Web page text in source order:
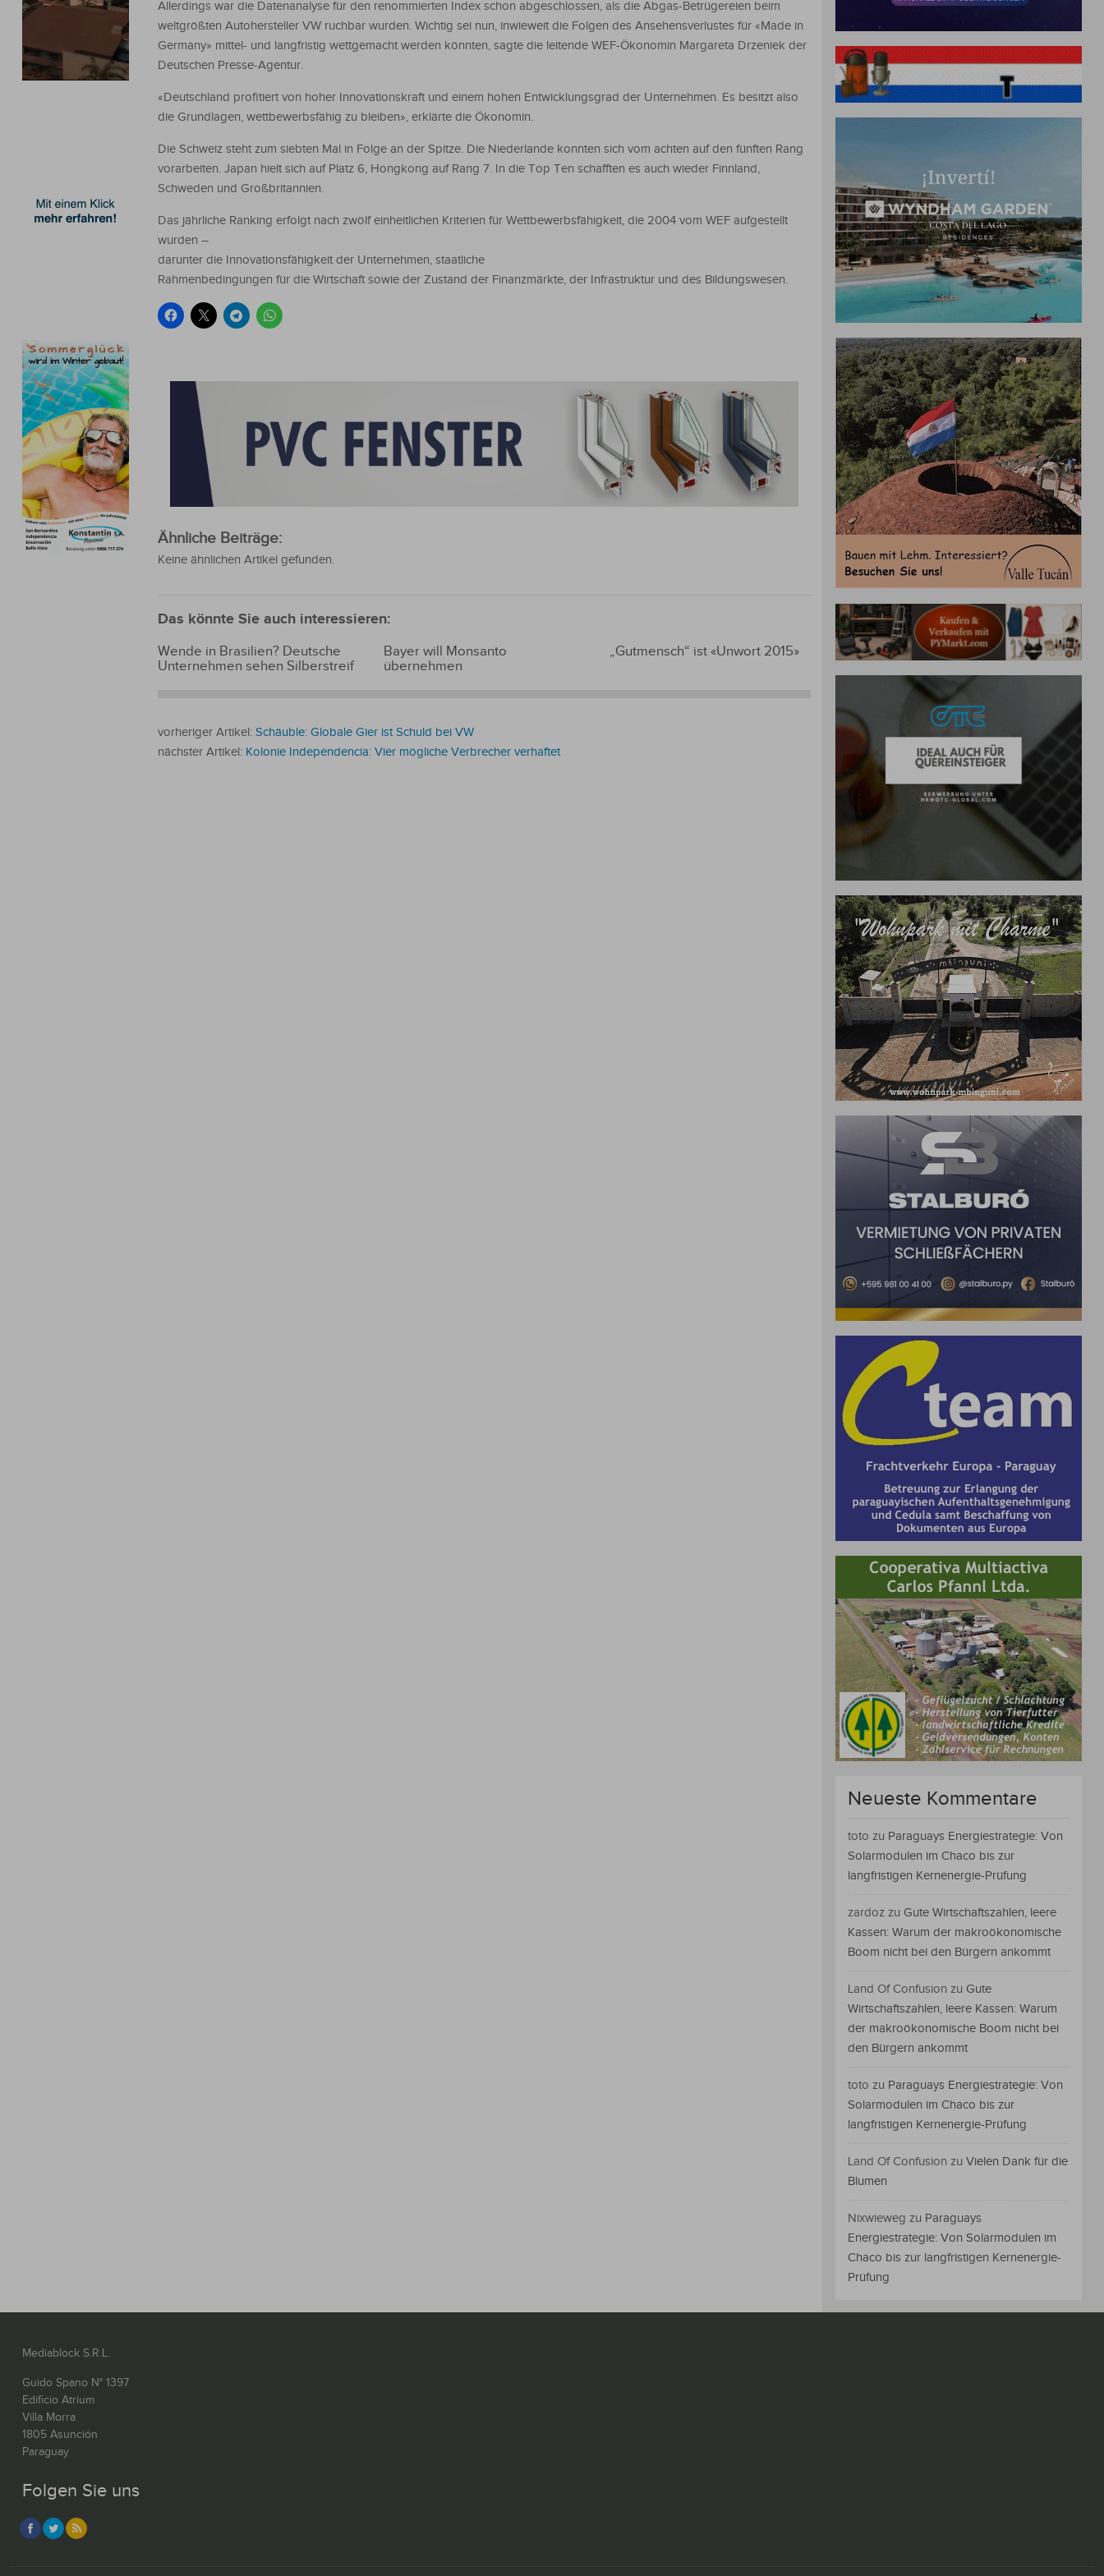
Allerdings war die Datenanalyse für den renommierten Index schon abgeschlossen, als die Abgas-Betrügereien beim
weltgrößten Autohersteller VW ruchbar wurden. Wichtig sei nun, inwieweit die Folgen des Ansehensverlustes für «Made in
Germany» mittel- und langfristig wettgemacht werden könnten, sagte die leitende WEF-Ökonomin Margareta Drzeniek der
Deutschen Presse-Agentur.
«Deutschland profitiert von hoher Innovationskraft und einem hohen Entwicklungsgrad der Unternehmen. Es besitzt also
die Grundlagen, wettbewerbsfähig zu bleiben», erklärte die Ökonomin.
Die Schweiz steht zum siebten Mal in Folge an der Spitze. Die Niederlande konnten sich vom achten auf den fünften Rang
vorarbeiten. Japan hielt sich auf Platz 6, Hongkong auf Rang 7. In die Top Ten schafften es auch wieder Finnland,
Schweden und Großbritannien.
Das jährliche Ranking erfolgt nach zwölf einheitlichen Kriterien für Wettbewerbsfähigkeit, die 2004 vom WEF aufgestellt
wurden –
darunter die Innovationsfähigkeit der Unternehmen, staatliche
Rahmenbedingungen für die Wirtschaft sowie der Zustand der Finanzmärkte, der Infrastruktur und des Bildungswesen.
Ähnliche Beiträge:
Keine ähnlichen Artikel gefunden.
Das könnte Sie auch interessieren:
Wende in Brasilien? Deutsche
Unternehmen sehen Silberstreif
Bayer will Monsanto
übernehmen
„Gutmensch“ ist «Unwort 2015»
vorheriger Artikel: Schäuble: Globale Gier ist Schuld bei VW
nächster Artikel: Kolonie Independencia: Vier mögliche Verbrecher verhaftet
Neueste Kommentare
toto zu Paraguays Energiestrategie: Von
Solarmodulen im Chaco bis zur
langfristigen Kernenergie-Prüfung
zardoz zu Gute Wirtschaftszahlen, leere
Kassen: Warum der makroökonomische
Boom nicht bei den Bürgern ankommt
Land Of Confusion zu Gute
Wirtschaftszahlen, leere Kassen: Warum
der makroökonomische Boom nicht bei
den Bürgern ankommt
toto zu Paraguays Energiestrategie: Von
Solarmodulen im Chaco bis zur
langfristigen Kernenergie-Prüfung
Land Of Confusion zu Vielen Dank für die
Blumen
Nixwieweg zu Paraguays
Energiestrategie: Von Solarmodulen im
Chaco bis zur langfristigen Kernenergie-
Prüfung
Mediablock S.R.L.
Guido Spano N° 1397
Edificio Atrium
Villa Morra
1805 Asunción
Paraguay
Folgen Sie uns